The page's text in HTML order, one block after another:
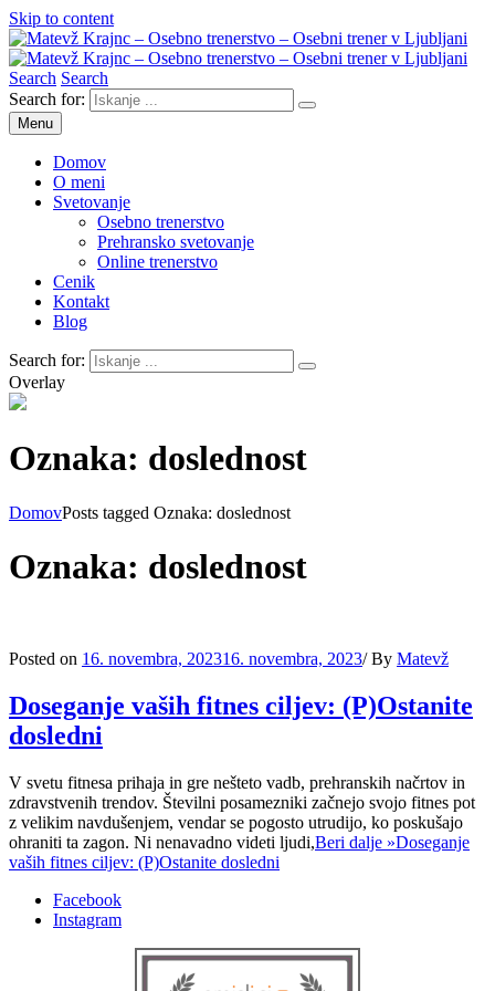
Skip to content
Matevž Krajnc – Osebno trenerstvo – Osebni trener v Ljubljani
Osebno trenerstvo
Search Search
Search for:
Menu
Domov
O meni
Svetovanje
Osebno trenerstvo
Prehransko svetovanje
Online trenerstvo
Cenik
Kontakt
Blog
Search for:
Overlay
Oznaka: doslednost
DomovPosts tagged Oznaka: doslednost
Oznaka: doslednost
Posted on 16. novembra, 202316. novembra, 2023/ By Matevž
Doseganje vaših fitnes ciljev: (P)Ostanite
dosledni
V svetu fitnesa prihaja in gre nešteto vadb, prehranskih načrtov in
zdravstvenih trendov. Številni posamezniki začnejo svojo fitnes pot
z velikim navdušenjem, vendar se pogosto utrudijo, ko poskušajo
ohraniti ta zagon. Ni nenavadno videti ljudi,Beri dalje »Doseganje
vaših fitnes ciljev: (P)Ostanite dosledni
Facebook
Instagram